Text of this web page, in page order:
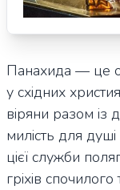
Панахида — це
у східних
віряни разом із
милість для
цієї служби
гріхів